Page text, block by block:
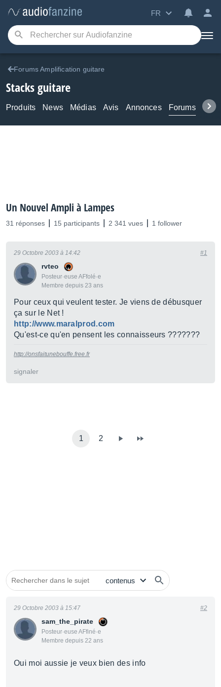
FR
Forums Amplification guitare
Stacks guitare
Produits News Médias Avis Annonces Forums
Un Nouvel Ampli à Lampes
31 réponses 15 participants 2 341 vues 1 follower
rvteo
Posteur·euse AFfolé·e
Membre depuis 23 ans
29 Octobre 2003 à 14:42 #1
Pour ceux qui veulent tester. Je viens de débusquer
ça sur le Net !
http://www.maralprod.com
Qu'est-ce qu'en pensent les connaisseurs ???????
http://onsfaitunebouffe.free.fr
signaler
1 2
sam_the_pirate
Posteur·euse AFfiné·e
Membre depuis 22 ans
29 Octobre 2003 à 15:47 #2
Oui moi aussie je veux bien des info